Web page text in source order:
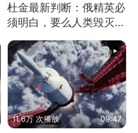
杜金最新判断：俄精英必
须明白，要么人类毁灭，
11.6万 次播放 09:47